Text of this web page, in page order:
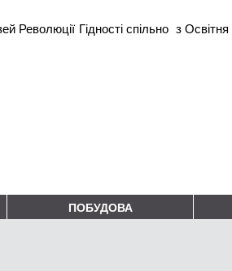
Революції Гідності спільно  з Освітня
ПОБУДОВА